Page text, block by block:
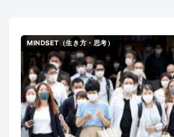
MINDSET（生き方・思考）